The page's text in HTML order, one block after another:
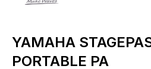
YAMAHA
PORTABLE PA